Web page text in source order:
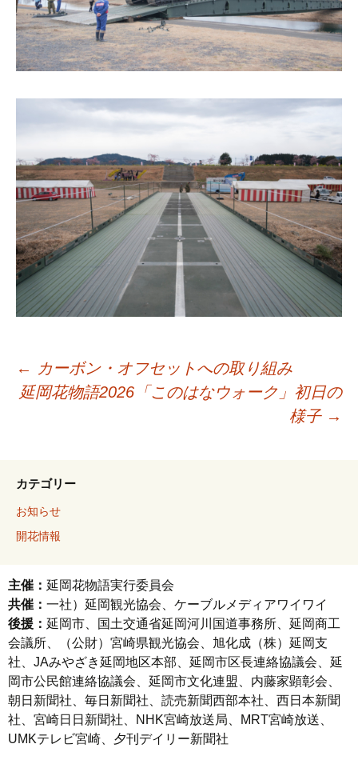
←
カーボン・オフセットへの取り組み
延岡花物語2026「このはなウォーク」初日の
様子 →
カテゴリー
お知らせ
開花情報
主催： 延岡花物語実行委員会
共催： 一社）延岡観光協会、ケーブルメディアワイワイ
後援： 延岡市、国土交通省延岡河川国道事務所、延岡商工
会議所、（公財）宮崎県観光協会、旭化成（株）延岡支
社、JAみやざき延岡地区本部、延岡市区長連絡協議会、延
岡市公民館連絡協議会、延岡市文化連盟、内藤家顕彰会、
朝日新聞社、毎日新聞社、読売新聞西部本社、西日本新聞
社、宮崎日日新聞社、NHK宮崎放送局、MRT宮崎放送、
UMKテレビ宮崎、夕刊デイリー新聞社